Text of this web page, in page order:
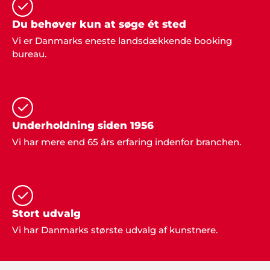
det - vi havde en super god fest".
Showbizz Danmark. Vores årlige familie-fest var et
hit takket være god underholdning og musik, der
satte stemningen fra starten.
"Vi har gennem de sidste 5 år brugt Showbizz
Danmark til at finde underholdning til vores fester.
Her får vi altid god service og gode muligheder".
Du behøver kun at søge ét sted
Vi er Danmarks eneste landsdækkende booking
bureau.
Underholdning siden 1956
Vi har mere end 65 års erfaring indenfor branchen.
Stort udvalg
Vi har Danmarks største udvalg af kunstnere.